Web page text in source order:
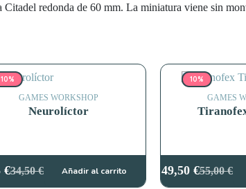
redonda de 60 mm. La miniatura viene sin
10%
GAMES WORKSHOP
Neurolíctor
34,50€
El
€El
Añadir al carrito
10%
GAMES
55,00€
El
49,50 €El